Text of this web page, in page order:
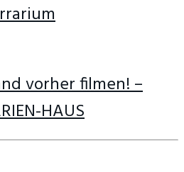
vorher filmen! –
HAUS